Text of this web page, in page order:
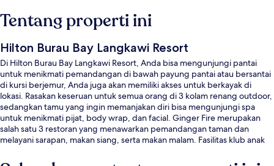
Tentang properti ini
Hilton Burau Bay Langkawi Resort
Di Hilton Burau Bay Langkawi Resort, Anda bisa mengunjungi pantai
untuk menikmati pemandangan di bawah payung pantai atau bersantai
di kursi berjemur, Anda juga akan memiliki akses untuk berkayak di
lokasi. Rasakan keseruan untuk semua orang di 3 kolam renang outdoor,
sedangkan tamu yang ingin memanjakan diri bisa mengunjungi spa
untuk menikmati pijat, body wrap, dan facial. Ginger Fire merupakan
salah satu 3 restoran yang menawarkan pemandangan taman dan
melayani sarapan, makan siang, serta makan malam. Fasilitas klub anak
keunggulan lain di hotel mewah ini. .